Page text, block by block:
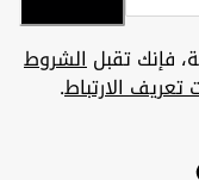
فإنك تقبلالشروط
الارتباط.